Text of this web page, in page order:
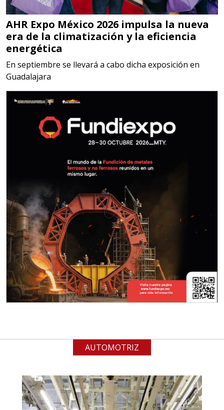
SISTEMAS DE ESCAPE
Especificaciones:
Requisitos: Garantizar composición
química y origen adecuados
(especialmente para grafito) y
contar con sistemas de calidad y
gestión ambiental.
Aplicar al Requerimiento
Empresa en Jalisco
MATERIALES PARA SELLOS DE
BATERÍAS DE LITIO
Especificaciones:
Para vehículos eléctricos.
Requisitos: Garantizar composición
química y origen adecuados
(especialmente para grafito) y
contar con sistemas de calidad y
gestión ambiental.
Requiere:
ALAMBRE DE INCONEL
AHR Expo México 2026 impulsa la nueva
era de la climatización y la eficiencia
energética
En septiembre se llevará a cabo dicha exposición en
Guadalajara
AUTOMOTRIZ